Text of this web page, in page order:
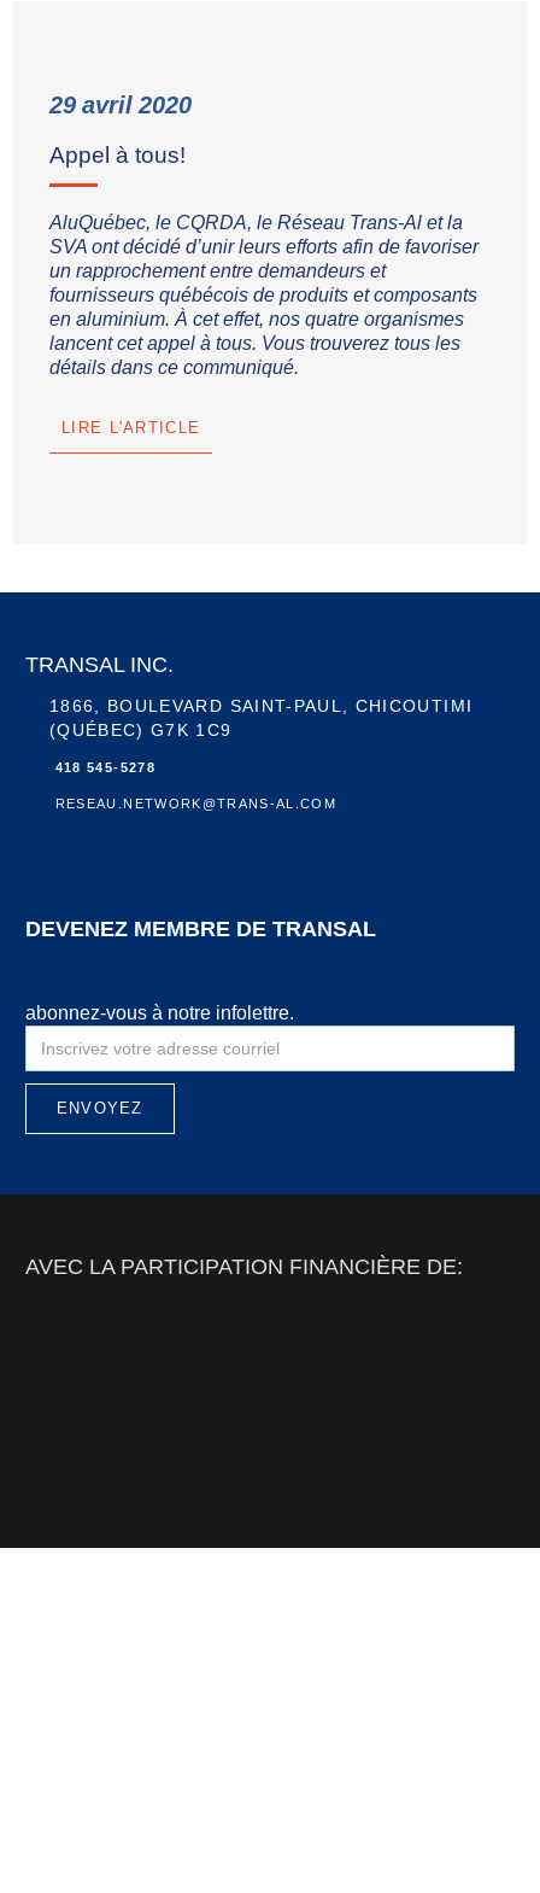
29 avril 2020
Appel à tous!
AluQuébec, le CQRDA, le Réseau Trans-Al et la
SVA ont décidé d’unir leurs efforts afin de favoriser
un rapprochement entre demandeurs et
fournisseurs québécois de produits et composants
en aluminium. À cet effet, nos quatre organismes
lancent cet appel à tous. Vous trouverez tous les
détails dans ce communiqué.
LIRE L'ARTICLE
TRANSAL INC.
1866, BOULEVARD SAINT-PAUL, CHICOUTIMI
(QUÉBEC) G7K 1C9
418 545-5278
RESEAU.NETWORK@TRANS-AL.COM
DEVENEZ MEMBRE DE TRANSAL
abonnez-vous à notre infolettre.
AVEC LA PARTICIPATION FINANCIÈRE DE: